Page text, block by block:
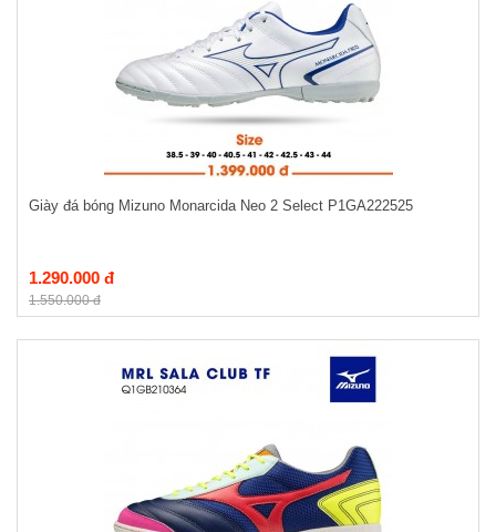
Giày đá bóng Mizuno Monarcida Neo 2 Select P1GA222525
1.290.000 đ
1.550.000 đ